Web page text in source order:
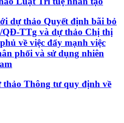
dự thảo Quyết định bãi bỏ
QĐ-TTg và dự thảo Chị thị
về việc đẩy mạnh việc
phối và sử dụng nhiên
thảo Thông tư quy định về